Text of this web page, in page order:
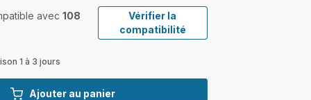
avec 108
Vérifier la
compatibilité
1 à 3 jours
Ajouter au panier